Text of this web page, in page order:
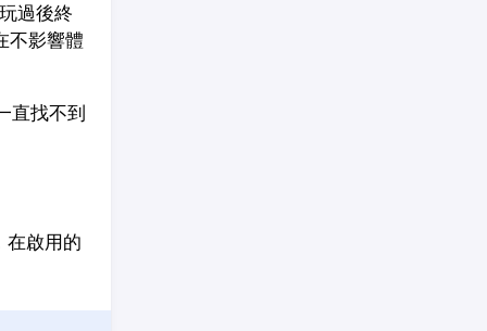
過後終
不影響體
直找不到
在啟用的